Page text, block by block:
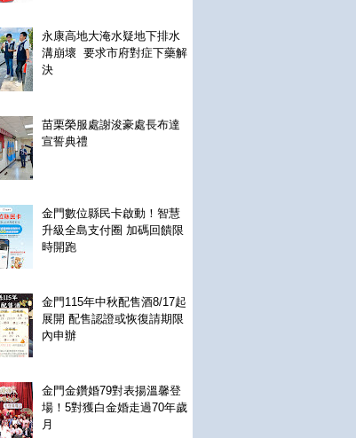
永康高地大淹水疑地下排水
溝崩壞 要求市府對症下藥解
決
苗栗榮服處謝浚豪處長布達
宣誓典禮
金門數位縣民卡啟動！智慧
升級全島支付圈 加碼回饋限
時開跑
金門115年中秋配售酒8/17起
展開 配售認證或恢復請期限
內申辦
金門金鑽婚79對表揚溫馨登
場！5對獲白金婚走過70年歲
月